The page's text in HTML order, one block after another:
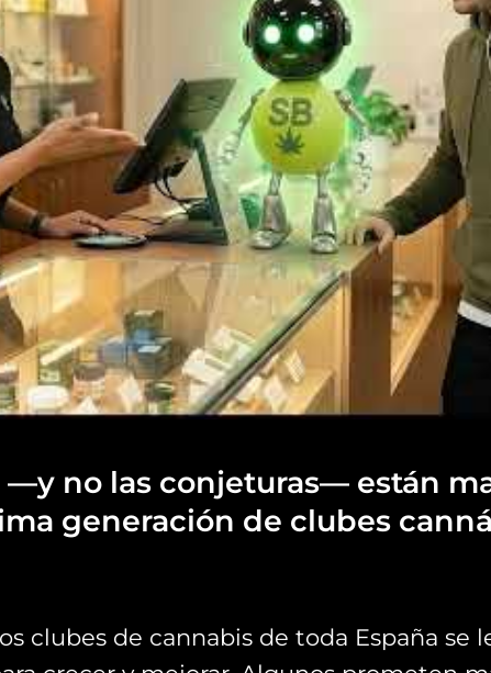
—y no las conjeturas— están
generación de clubes
clubes de cannabis de toda España se